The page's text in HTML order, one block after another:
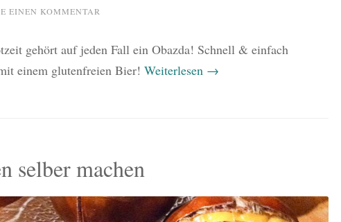
EINEN KOMMENTAR
gehört auf jeden Fall ein Obazda! Schnell & einfach
einem glutenfreien Bier! Weiterlesen →
selber machen